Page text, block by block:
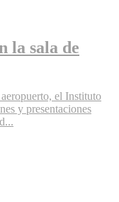
la sala de
el Instituto
y presentaciones